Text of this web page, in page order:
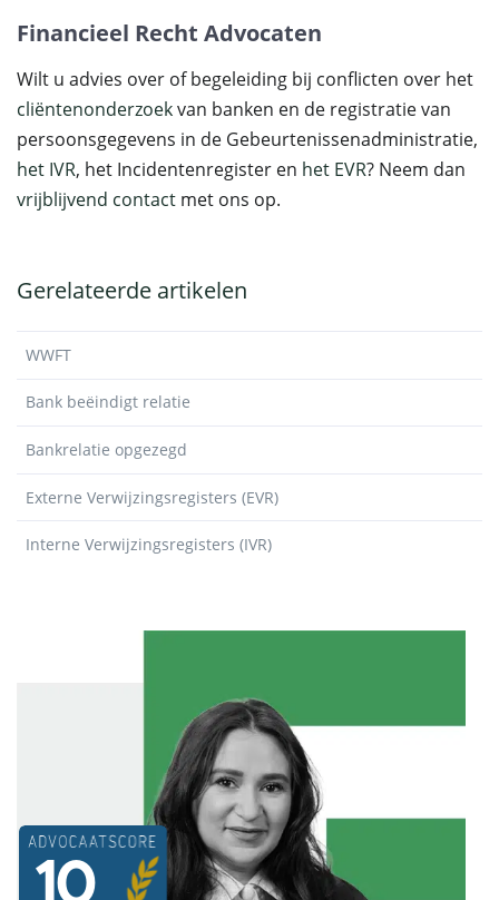
Financieel Recht Advocaten
Wilt u advies over of begeleiding bij conflicten over het
cliëntenonderzoekvan banken en de registratie van
persoonsgegevens in de Gebeurtenissenadministratie,
het IVR, het Incidentenregister en het EVR? Neem dan
vrijblijvend contact met ons op.
Gerelateerde artikelen
WWFT
Bank beëindigt relatie
Bankrelatie opgezegd
Externe Verwijzingsregisters (EVR)
Interne Verwijzingsregisters (IVR)